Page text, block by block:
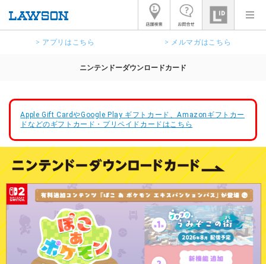
> アプリはこちら > メルマガはこちら
ニンテンドーダウンロードカード
Apple Gift CardやGoogle Play ギフトカード、Amazonギフトカー
ドなどのギフトカード・プリペイドカードはこちら